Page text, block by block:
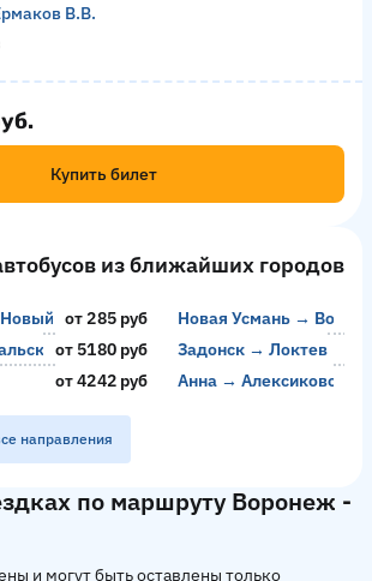
Купить билет
В.В.
из ближайших городов
Оскол
от 285 руб Новая Усмань →
от 5180 руб Задонск → Локтев
от 4242 руб Анна → Алексиково
направления
по маршруту Воронеж -
и могут быть оставлены только